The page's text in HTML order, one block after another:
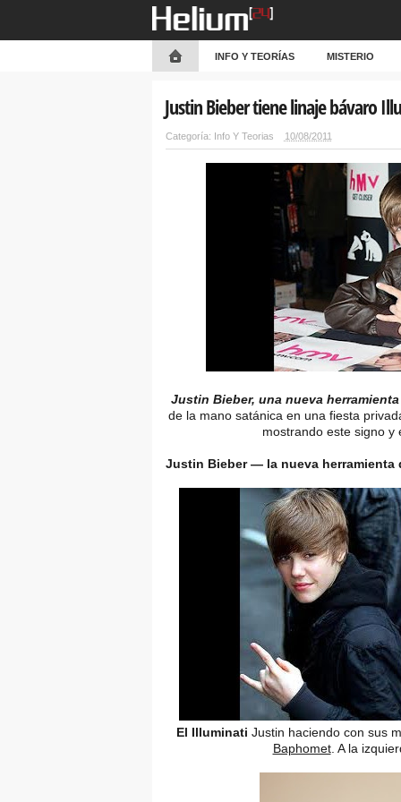
INFO Y TEORÍAS MISTERIO
Justin Bieber tiene linaje bávaro
Categoría: Info Y Teorias 10/08/2011
Justin Bieber, una nueva
de la mano satánica en una fiesta
mostrando este signo y
Justin Bieber — la nueva herramienta
El Illuminati Justin haciendo con sus
Baphomet. A la